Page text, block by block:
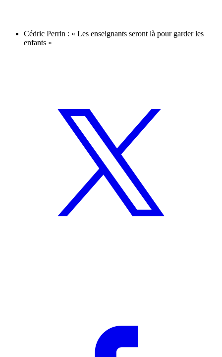
Cédric Perrin : « Les enseignants seront là pour garder les
enfants »